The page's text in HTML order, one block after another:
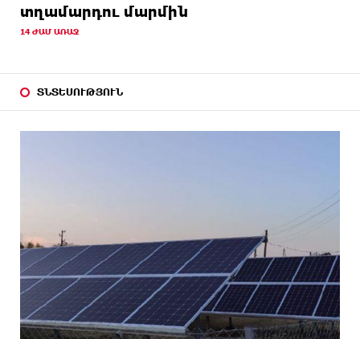
տղամարդու մարմին
14 ԺԱՄ ԱՌԱՋ
ՏՆՏԵՍՈՒԹՅՈՒՆ